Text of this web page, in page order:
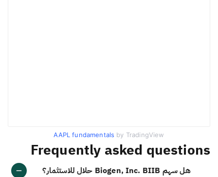
AAPL fundamentals by TradingView
Frequently asked questions
هل سهم Biogen, Inc. BIIB حلال للاستثمار؟